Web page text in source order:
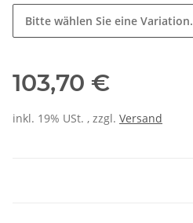
Bitte wählen Sie eine Variation.
103,70 €
inkl. 19% USt. , zzgl. Versand